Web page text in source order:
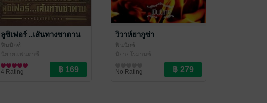
ลูซิเฟอร์ ..เส้นทางซาตาน
ฟินนิกซ์
นิยายแฟนตาซี
4 Rating
วิวาห์ยากูซ่า
ฟินนิกซ์
นิยายโรมานซ์
No Rating